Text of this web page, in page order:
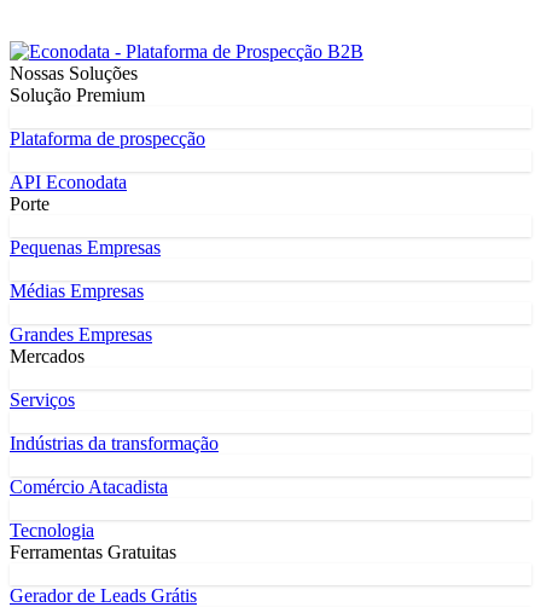
Nossas Soluções
Solução Premium
Plataforma de prospecção
API Econodata
Porte
Pequenas Empresas
Médias Empresas
Grandes Empresas
Mercados
Serviços
Indústrias da transformação
Comércio Atacadista
Tecnologia
Ferramentas Gratuitas
Gerador de Leads Grátis